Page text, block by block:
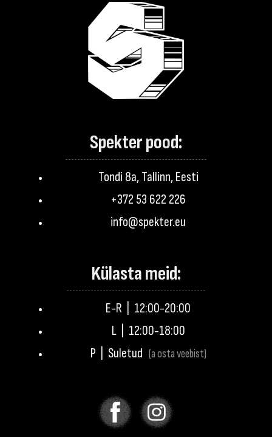
Spekter pood:
Tondi 8a, Tallinn, Eesti
+372 53 622 226
info@spekter.eu
Külasta meid:
E-R | 12:00-20:00
L | 12:00-18:00
P | Suletud (a osta veebist)